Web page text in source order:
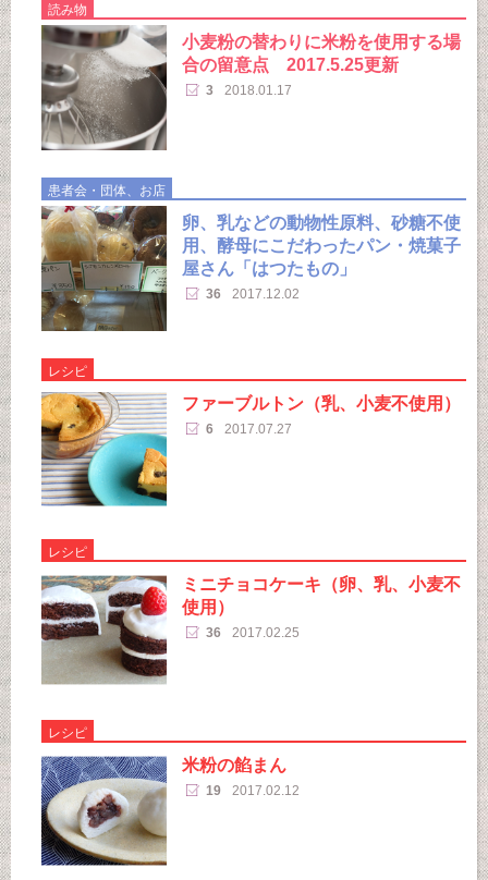
読み物
小麦粉の替わりに米粉を使用する場
合の留意点 2017.5.25更新
3 2018.01.17
患者会・団体、お店
卵、乳などの動物性原料、砂糖不使
用、酵母にこだわったパン・焼菓子
屋さん「はつたもの」
36 2017.12.02
レシピ
ファーブルトン（乳、小麦不使用）
6 2017.07.27
レシピ
ミニチョコケーキ（卵、乳、小麦不
使用）
36 2017.02.25
レシピ
米粉の餡まん
19 2017.02.12